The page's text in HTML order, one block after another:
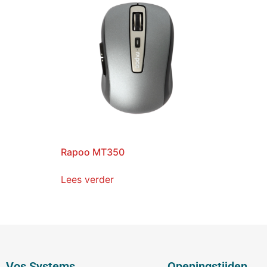
Rapoo MT350
Lees verder